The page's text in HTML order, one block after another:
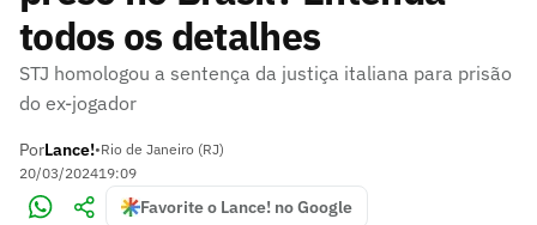
todos os detalhes
STJ homologou a sentença da justiça italiana para prisão
do ex-jogador
PorLance!•Rio de Janeiro (RJ)
20/03/202419:09
Favorite o Lance! no Google